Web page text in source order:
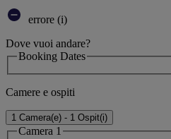
errore (i)
Dove vuoi andare?
Booking Dates
Camere e ospiti
1 Camera(e) - 1 Ospit(i)
Camera 1